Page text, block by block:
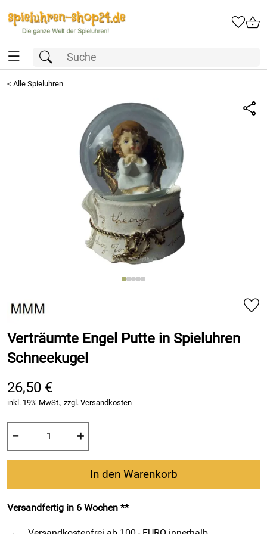
< Alle Spieluhren
Verträumte Engel Putte in Spieluhren
Schneekugel
26,50 €
inkl. 19% MwSt., zzgl. Versandkosten
− +
In den Warenkorb
Versandfertig in 6 Wochen **